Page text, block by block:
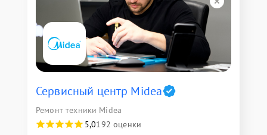
Сервисный центр Midea
Ремонт техники Midea
5,0192 оценки